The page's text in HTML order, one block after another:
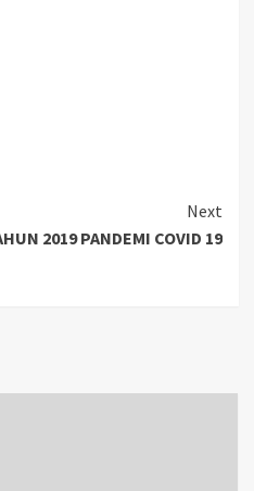
Next
2019 PANDEMI COVID 19